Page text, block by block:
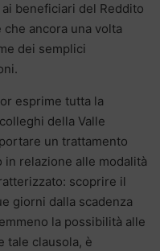
beneficiari del Reddito
ancora una volta
dei semplici
esprime tutta la
della Valle
un trattamento
in relazione alle modalità
scoprire il
giorni dalla scadenza
la possibilità alle
tale clausola, è